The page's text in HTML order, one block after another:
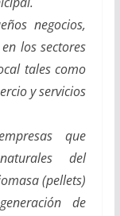
negocios,
los sectores
tales como
y servicios
que
del
(pellets)
de